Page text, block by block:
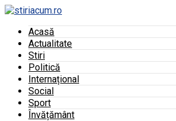
Acasă
Actualitate
Stiri
Politică
Internațional
Social
Sport
Învățământ